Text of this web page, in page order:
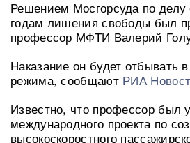
Решением Мосгорсуда по делу
годам лишения свободы был
профессор МФТИ Валерий
Наказание он будет отбывать
режима, сообщают РИА
Известно, что профессор был
международного проекта по
высокоскоростного